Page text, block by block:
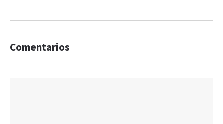
Comentarios